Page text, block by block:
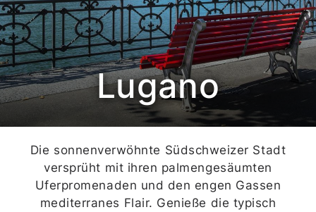
Lugano
Die sonnenverwöhnte Südschweizer Stadt
versprüht mit ihren palmengesäumten
Uferpromenaden und den engen Gassen
mediterranes Flair. Genieße die typisch